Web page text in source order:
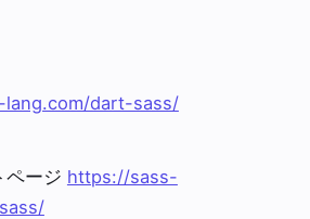
dart-sass/
ページ https://sass-